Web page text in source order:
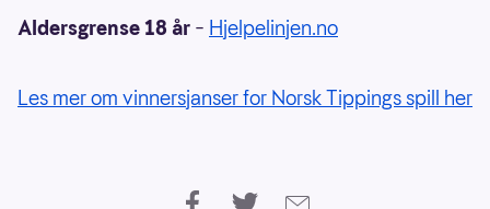
Aldersgrense 18 år – Hjelpelinjen.no
Les mer om vinnersjanser for Norsk Tippings spill her